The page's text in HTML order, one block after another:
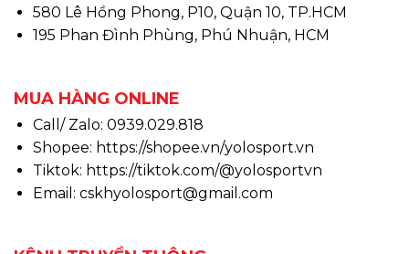
580 Lê Hồng Phong, P10, Quận 10, TP.HCM
195 Phan Đình Phùng, Phú Nhuận, HCM
MUA HÀNG ONLINE
Call/ Zalo: 0939.029.818
Shopee: https://shopee.vn/yolosport.vn
Tiktok: https://tiktok.com/@yolosportvn
Email: cskhyolosport@gmail.com